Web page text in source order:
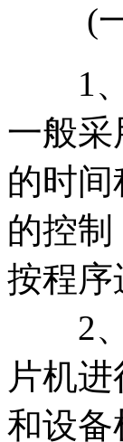
(一)
1、
一般
的时
的控
按程序
2、
片机
和设备